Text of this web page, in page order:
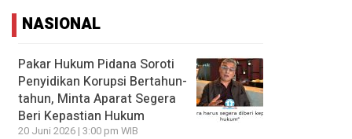
NASIONAL
Pakar Hukum Pidana Soroti
Penyidikan Korupsi Bertahun-
tahun, Minta Aparat Segera
Beri Kepastian Hukum
20 Juni 2026 | 3:00 pm WIB